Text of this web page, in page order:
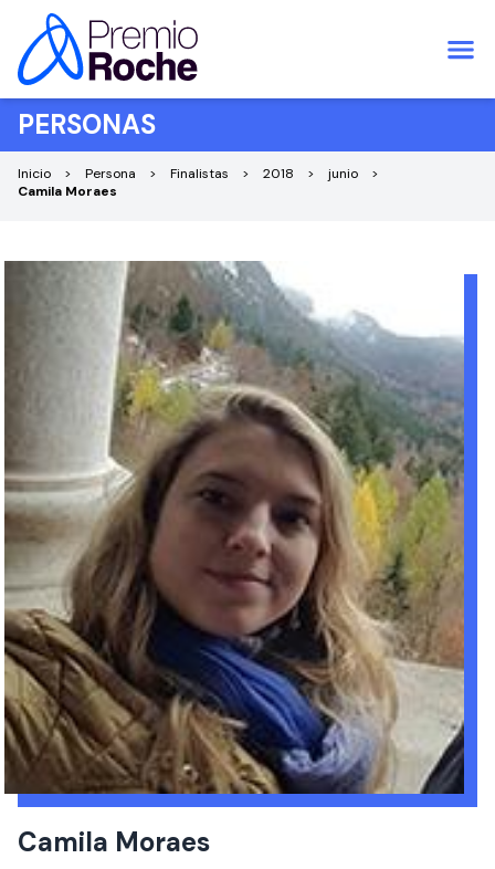
Saltar al contenido
PERSONAS
Inicio Persona Finalistas 2018
junio
Camila Moraes
Camila Moraes